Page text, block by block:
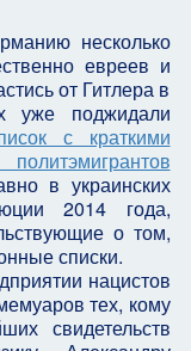
несколько
евреев и
от Гитлера в
уже поджидали
с краткими
в украинских
2014 года,
о том,
списки.
нацистов
тех, кому
свидетельств